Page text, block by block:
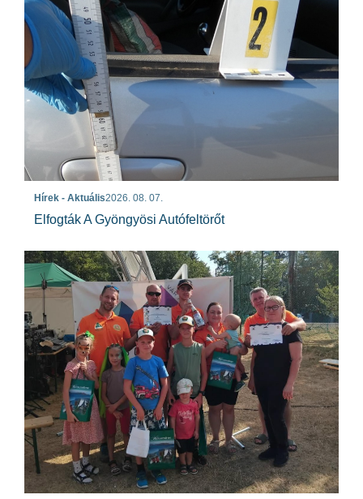
Hírek - Aktuális2026. 08. 07.
Elfogták A Gyöngyösi Autófeltörőt